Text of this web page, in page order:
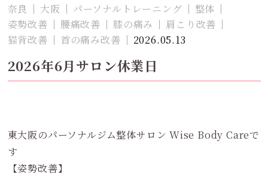
奈良 大阪 パーソナルトレーニング
整体
姿勢改善
腰痛改善 膝の痛み
肩こり改善
猫背改善
首の痛み改善 2026.05.13
2026年6月サロン休業日
東大阪のパーソナルジム整体サロン Wise Body Careで
す
【姿勢改善】